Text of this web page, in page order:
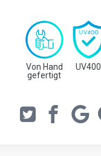
Von Hand
gefertigt
UV400